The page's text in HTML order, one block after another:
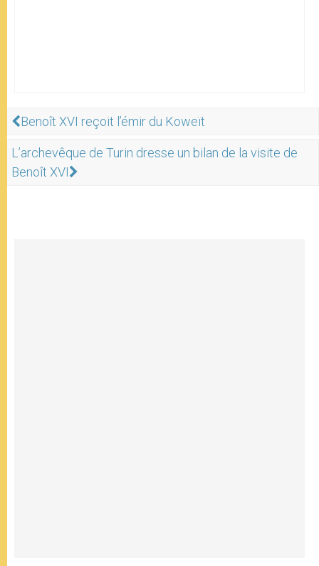
Benoît XVI reçoit l’émir du Koweït
L’archevêque de Turin dresse un bilan de la visite de
Benoît XVI